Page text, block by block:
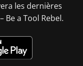
les dernières
Be a Tool Rebel.